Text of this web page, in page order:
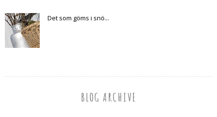
Det som göms i snö...
BLOG ARCHIVE